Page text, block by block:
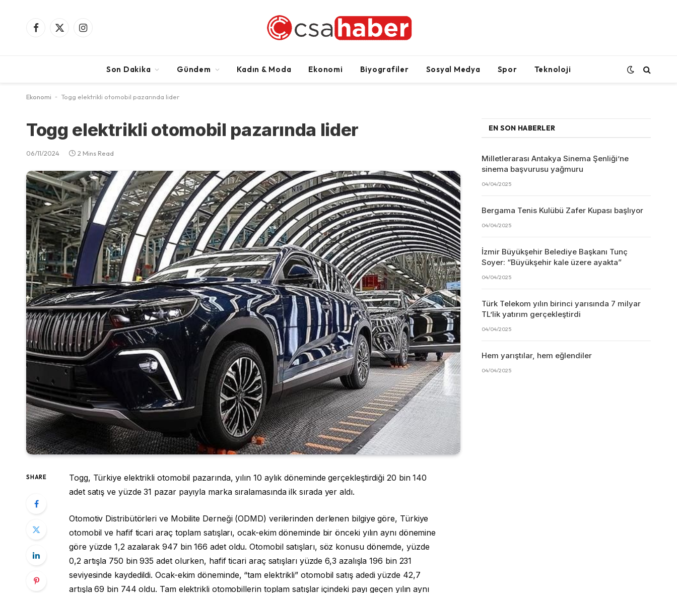
Facebook
X
Instagram
Son Dakika Gündem Kadın & Moda Ekonomi Biyografiler Sosyal Medya Spor Teknoloji
Ekonomi - Togg elektrikli otomobil pazarında lider
Togg elektrikli otomobil pazarında lider
06/11/2024 2 Mins Read
SHARE
Togg, Türkiye elektrikli otomobil pazarında, yılın 10 aylık döneminde gerçekleştirdiği 20 bin 140
adet satış ve yüzde 31 pazar payıyla marka sıralamasında ilk sırada yer aldı.
Otomotiv Distribütörleri ve Mobilite Derneği (ODMD) verilerinden derlenen bilgiye göre, Türkiye
otomobil ve hafif ticari araç toplam satışları, ocak-ekim döneminde bir önceki yılın aynı dönemine
göre yüzde 1,2 azalarak 947 bin 166 adet oldu. Otomobil satışları, söz konusu dönemde, yüzde
0,2 artışla 750 bin 935 adet olurken, hafif ticari araç satışları yüzde 6,3 azalışla 196 bin 231
seviyesinde kaydedildi. Ocak-ekim döneminde, “tam elektrikli” otomobil satış adedi yüzde 42,7
artışla 69 bin 744 oldu. Tam elektrikli otomobillerin toplam satışlar içindeki payı geçen yılın aynı
EN SON HABERLER
Milletlerarası Antakya Sinema Şenliği’ne
sinema başvurusu yağmuru
04/04/2025
Bergama Tenis Kulübü Zafer Kupası başlıyor
04/04/2025
İzmir Büyükşehir Belediye Başkanı Tunç
Soyer: “Büyükşehir kale üzere ayakta”
04/04/2025
Türk Telekom yılın birinci yarısında 7 milyar
TL’lik yatırım gerçekleştirdi
04/04/2025
Hem yarıştılar, hem eğlendiler
04/04/2025